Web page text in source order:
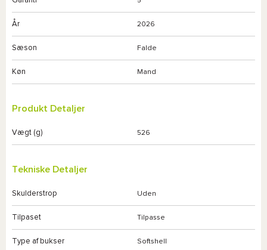
År 2026
Sæson Falde
Køn Mand
Produkt Detaljer
Vægt (g) 526
Tekniske Detaljer
Skulderstrop Uden
Tilpaset Tilpasse
Type af bukser Softshell